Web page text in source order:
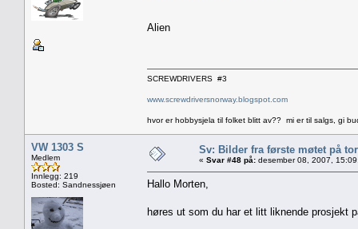
Alien
SCREWDRIVERS #3
www.screwdriversnorway.blogspot.com
hvor er hobbysjela til folket blitt av?? mi er til salgs, gi
VW 1303 S
Medlem
Innlegg: 219
Bosted: Sandnessjøen
Sv: Bilder fra første møtet på
« Svar #48 på: desember 08, 2007,
Hallo Morten,
høres ut som du har et litt liknende prosjekt